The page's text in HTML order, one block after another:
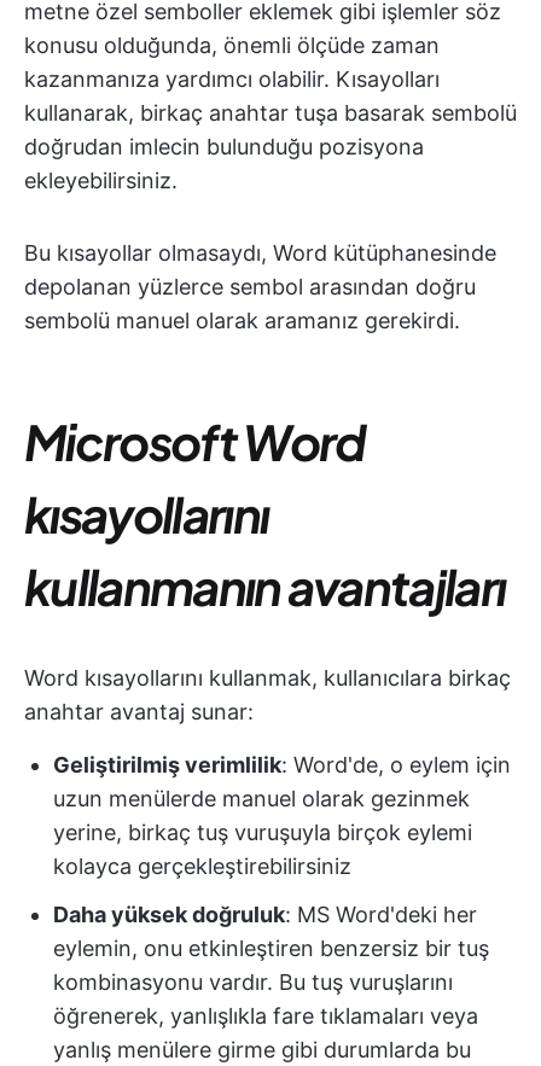
metne özel semboller eklemek gibi işlemler söz
konusu olduğunda, önemli ölçüde zaman
kazanmanıza yardımcı olabilir. Kısayolları
kullanarak, birkaç anahtar tuşa basarak sembolü
doğrudan imlecin bulunduğu pozisyona
ekleyebilirsiniz.
Bu kısayollar olmasaydı, Word kütüphanesinde
depolanan yüzlerce sembol arasından doğru
sembolü manuel olarak aramanız gerekirdi.
Microsoft Word
kısayollarını
kullanmanın avantajları
Word kısayollarını kullanmak, kullanıcılara birkaç
anahtar avantaj sunar:
Geliştirilmiş verimlilik: Word'de, o eylem için
uzun menülerde manuel olarak gezinmek
yerine, birkaç tuş vuruşuyla birçok eylemi
kolayca gerçekleştirebilirsiniz
Daha yüksek doğruluk: MS Word'deki her
eylemin, onu etkinleştiren benzersiz bir tuş
kombinasyonu vardır. Bu tuş vuruşlarını
öğrenerek, yanlışlıkla fare tıklamaları veya
yanlış menülere girme gibi durumlarda bu